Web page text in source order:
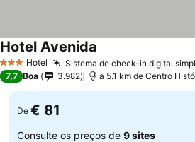
3 EstrelasHotel Sistema de check-in digital
Hotel Avenida
7,7 Boa 3.982 a 5.1 km de Centro
De € 81
Consulte os preços de 9 sites